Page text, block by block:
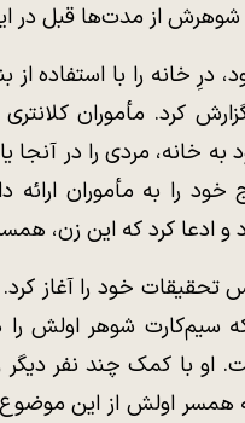
شوهرش از مدت‌ها قبل در
درِ خانه را با استفاده
کرد. مأموران
به خانه، مردی را در
را به مأموران
و ادعا کرد که این زن،
سیم‌کارت شوهر اولش را
او با کمک چند نفر
همسر اولش از این